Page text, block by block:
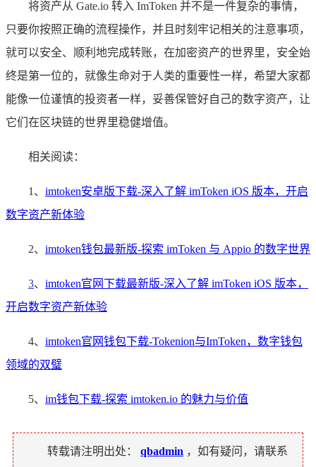
将资产从 Gate.io 转入 ImToken 并不是一件复杂的事情，
只要你按照正确的流程操作，并且时刻牢记相关的注意事项，
就可以安全、顺利地完成转账，在加密资产的世界里，安全始
终是第一位的，就像生命对于人类的重要性一样，希望大家都
能像一位谨慎的投资者一样，妥善保管好自己的数字资产，让
它们在区块链的世界里稳健增值。
相关阅读：
1、 imtoken安卓版下载-深入了解 imToken iOS 版本，开启
数字资产新体验
2、 imtoken钱包最新版-探索 imToken 与 Appio 的数字世界
3、 imtoken官网下载最新版-深入了解 imToken iOS 版本，
开启数字资产新体验
4、 imtoken官网钱包下载-Tokenion与ImToken，数字钱包
领域的双璧
5、 im钱包下载-探索 imtoken.io 的魅力与价值
转载请注明出处： qbadmin ，如有疑问，请联系